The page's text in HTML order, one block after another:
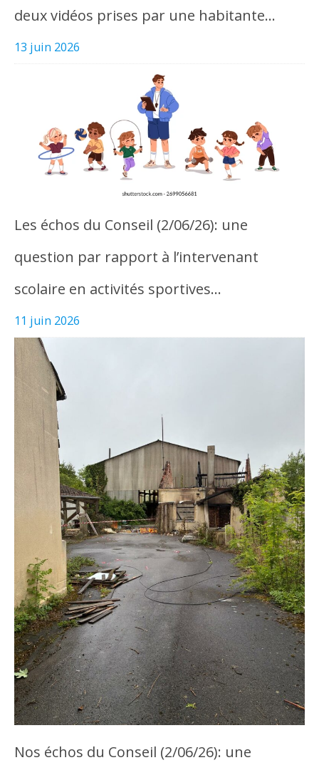
deux vidéos prises par une habitante…
13 juin 2026
Les échos du Conseil (2/06/26): une
question par rapport à l’intervenant
scolaire en activités sportives…
11 juin 2026
Nos échos du Conseil (2/06/26): une